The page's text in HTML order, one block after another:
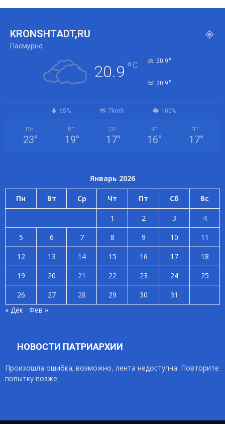
KRONSHTADT,RU
Пасмурно
20.9 °C 20.9°
20.9°
65% 7kmh 100%
ПН
23°
ВТ
19°
СР
17°
ЧТ
16°
ПТ
17°
Январь 2026
Пн Вт Ср Чт Пт Сб Вс
1 2 3
4
5
6 7 8 9 10
11
12
13 14 15 16 17
18
19
20 21 22 23 24
25
26
27 28 29 30
31
« Дек
Фев »
НОВОСТИ ПАТРИАРХИИ
Произошла ошибка; возможно, лента недоступна. Повторите
попытку позже.